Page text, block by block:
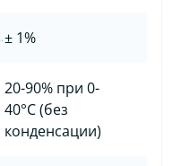
± 1%
20-90% при 0-
40°C (без
конденсации)